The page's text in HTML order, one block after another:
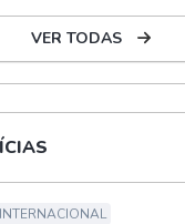
VER TODAS
INTERNACIONAL